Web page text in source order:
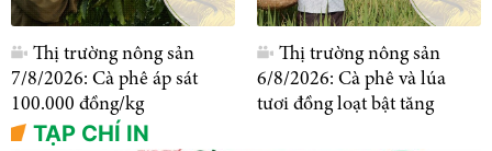
Thị trường nông sản
7/8/2026: Cà phê áp sát
100.000 đồng/kg
Thị trường nông sản
6/8/2026: Cà phê và lúa
tươi đồng loạt bật tăng
TẠP CHÍ IN